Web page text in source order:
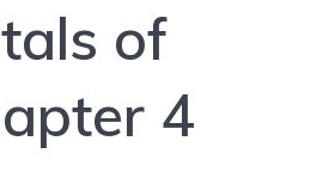
of
4